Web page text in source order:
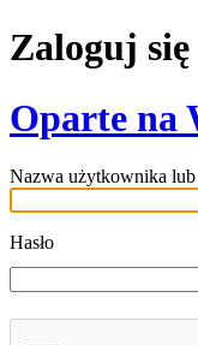
Zaloguj się
Oparte na
Nazwa użytkownika lub
Hasło